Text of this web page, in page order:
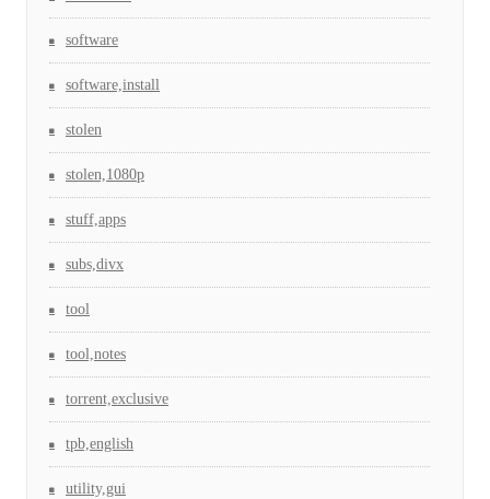
software
software,install
stolen
stolen,1080p
stuff,apps
subs,divx
tool
tool,notes
torrent,exclusive
tpb,english
utility,gui